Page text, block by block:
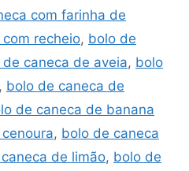
com farinha de
recheio, bolo de
de caneca de aveia, bolo
, bolo de caneca de
de caneca de banana
, bolo de caneca
de limão, bolo de